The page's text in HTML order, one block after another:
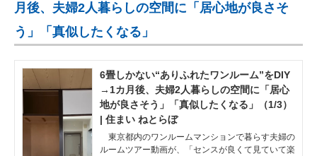
月後、夫婦2人暮らしの空間に「居心地が良さそ
う」「真似したくなる」
6畳しかない“ありふれたワンルーム”をDIY
→1カ月後、夫婦2人暮らしの空間に「居心
地が良さそう」「真似したくなる」（1/3）
| 住まい ねとらぼ
東京都内のワンルームマンションで暮らす夫婦の
ルームツアー動画が、「センスが良くて見ていて楽